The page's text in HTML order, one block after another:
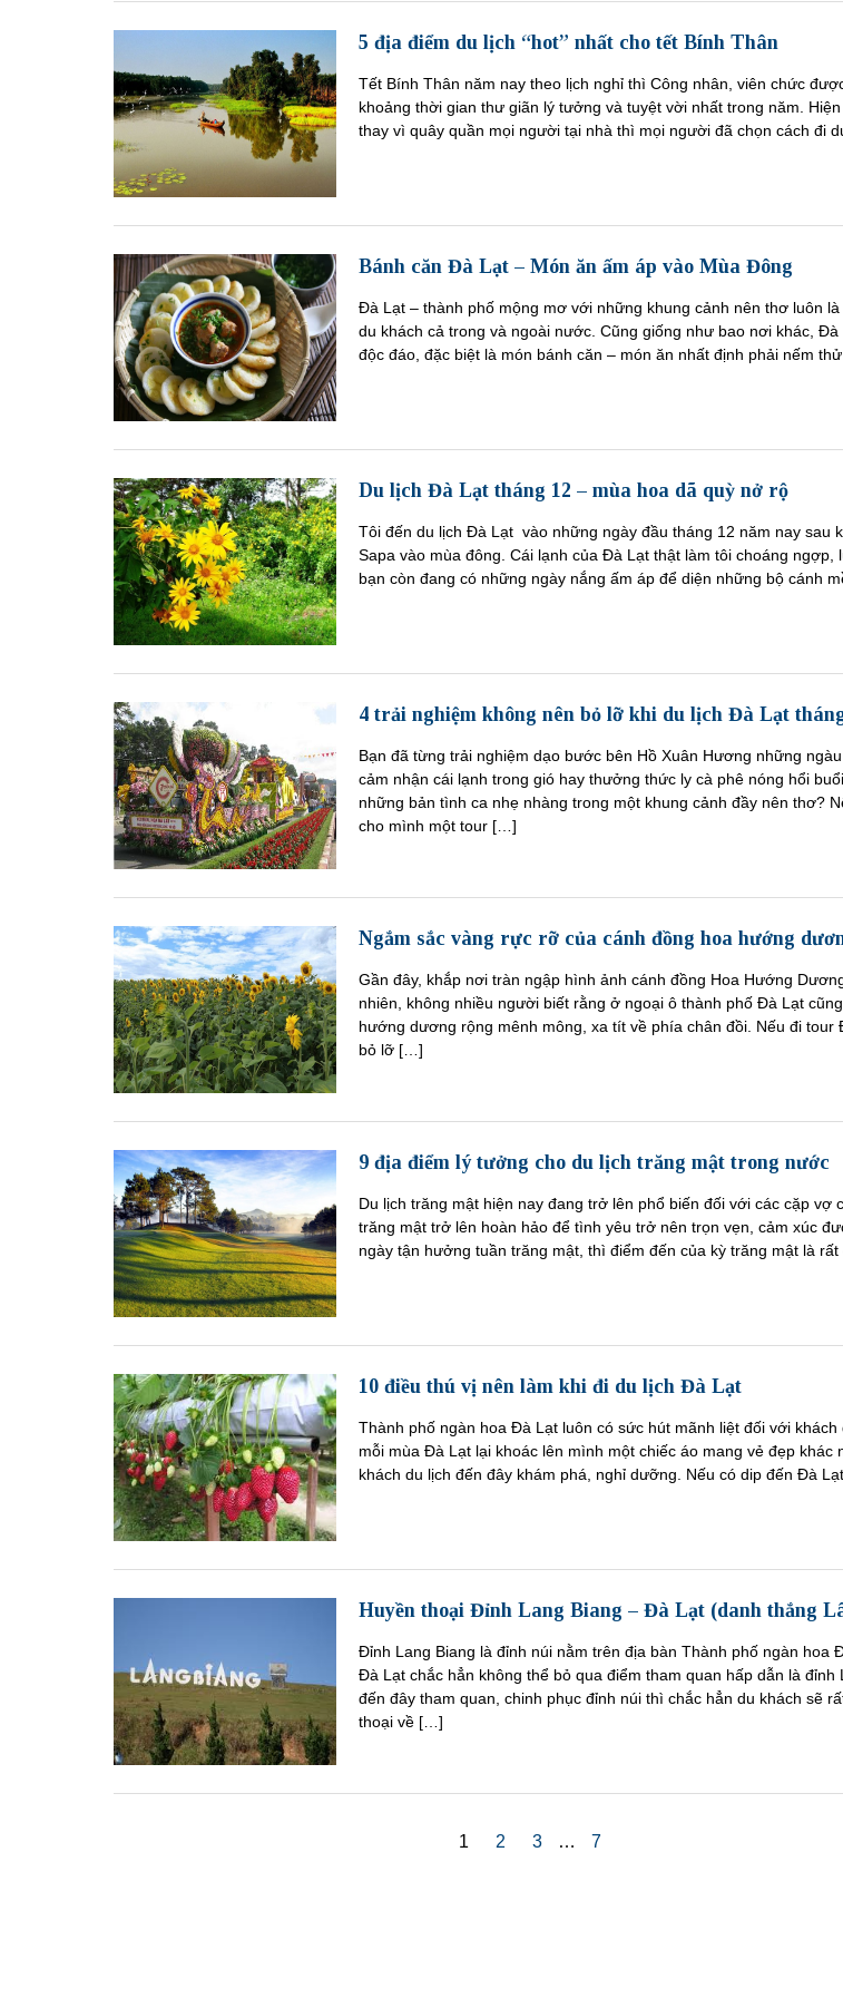
5 địa điểm du lịch “hot” nhất cho tết Bính Thân
Tết Bính Thân năm nay theo lịch nghỉ thì Công nhân, viên chức
khoảng thời gian thư giãn lý tưởng và tuyệt vời nhất trong năm.
thay vì quây quần mọi người tại nhà thì mọi người đã chọn cách đi
Bánh căn Đà Lạt – Món ăn ấm áp vào Mùa Đông
Đà Lạt – thành phố mộng mơ với những khung cảnh nên thơ luôn
du khách cả trong và ngoài nước. Cũng giống như bao nơi khác,
độc đáo, đặc biệt là món bánh căn – món ăn nhất định phải nếm
Du lịch Đà Lạt tháng 12 – mùa hoa dã quỳ nở rộ
Tôi đến du lịch Đà Lạt vào những ngày đầu tháng 12 năm nay sau
Sapa vào mùa đông. Cái lạnh của Đà Lạt thật làm tôi choáng ngợp,
bạn còn đang có những ngày nắng ấm áp để diện những bộ cánh
4 trải nghiệm không nên bỏ lỡ khi du lịch Đà Lạt
Bạn đã từng trải nghiệm dạo bước bên Hồ Xuân Hương những
cảm nhận cái lạnh trong gió hay thưởng thức ly cà phê nóng hổi
những bản tình ca nhẹ nhàng trong một khung cảnh đầy nên thơ?
cho mình một tour […]
Ngắm sắc vàng rực rỡ của cánh đồng hoa hướng
Gần đây, khắp nơi tràn ngập hình ảnh cánh đồng Hoa Hướng
nhiên, không nhiều người biết rằng ở ngoại ô thành phố Đà Lạt
hướng dương rộng mênh mông, xa tít về phía chân đồi. Nếu đi tour
bỏ lỡ […]
9 địa điểm lý tưởng cho du lịch trăng mật trong nước
Du lịch trăng mật hiện nay đang trở lên phổ biến đối với các cặp vợ
trăng mật trở lên hoàn hảo để tình yêu trở nên trọn vẹn, cảm xúc
ngày tận hưởng tuần trăng mật, thì điểm đến của kỳ trăng mật là
10 điều thú vị nên làm khi đi du lịch Đà Lạt
Thành phố ngàn hoa Đà Lạt luôn có sức hút mãnh liệt đối với khách
mỗi mùa Đà Lạt lại khoác lên mình một chiếc áo mang vẻ đẹp khác
khách du lịch đến đây khám phá, nghỉ dưỡng. Nếu có dip đến Đà
Huyền thoại Đỉnh Lang Biang – Đà Lạt (danh thắng
Đỉnh Lang Biang là đỉnh núi nằm trên địa bàn Thành phố ngàn hoa
Đà Lạt chắc hẳn không thể bỏ qua điểm tham quan hấp dẫn là đỉnh
đến đây tham quan, chinh phục đỉnh núi thì chắc hẳn du khách sẽ
thoại về […]
1 2 3 … 7